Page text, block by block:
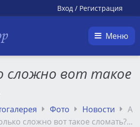
Вход / Регистрация
Меню
сложно вот такое
Фото Новости
А
сложно вот такое сломать?...